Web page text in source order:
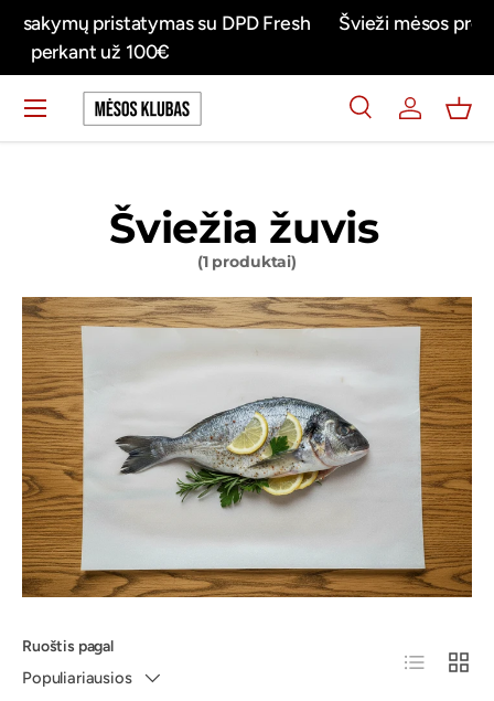
Praleisti turinį
Švieži mėsos produktai tiesiai į jūsų namus su DPD
Ieškoti
IeškotiPrisijungti
Meniu
Šviežia žuvis
(1 produktai)
Ruoštis pagal
Populiariausios
Sąrašas